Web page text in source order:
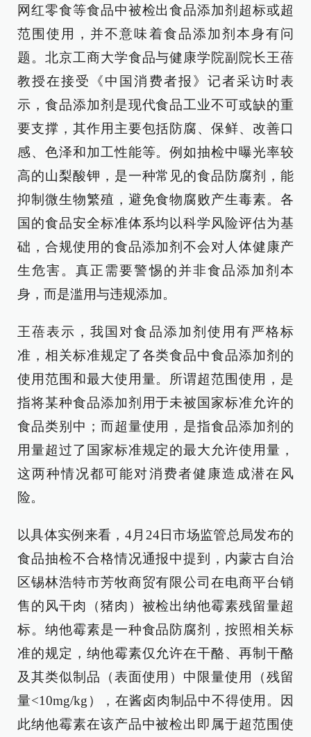
网红零食等食品中被检出食品添加剂超标或超
范围使用，并不意味着食品添加剂本身有问
题。北京工商大学食品与健康学院副院长王蓓
教授在接受《中国消费者报》记者采访时表
示，食品添加剂是现代食品工业不可或缺的重
要支撑，其作用主要包括防腐、保鲜、改善口
感、色泽和加工性能等。例如抽检中曝光率较
高的山梨酸钾，是一种常见的食品防腐剂，能
抑制微生物繁殖，避免食物腐败产生毒素。各
国的食品安全标准体系均以科学风险评估为基
础，合规使用的食品添加剂不会对人体健康产
生危害。真正需要警惕的并非食品添加剂本
身，而是滥用与违规添加。
王蓓表示，我国对食品添加剂使用有严格标
准，相关标准规定了各类食品中食品添加剂的
使用范围和最大使用量。所谓超范围使用，是
指将某种食品添加剂用于未被国家标准允许的
食品类别中；而超量使用，是指食品添加剂的
用量超过了国家标准规定的最大允许使用量，
这两种情况都可能对消费者健康造成潜在风
险。
以具体实例来看，4月24日市场监管总局发布的
食品抽检不合格情况通报中提到，内蒙古自治
区锡林浩特市芳牧商贸有限公司在电商平台销
售的风干肉（猪肉）被检出纳他霉素残留量超
标。纳他霉素是一种食品防腐剂，按照相关标
准的规定，纳他霉素仅允许在干酪、再制干酪
及其类似制品（表面使用）中限量使用（残留
量<10mg/kg），在酱卤肉制品中不得使用。因
此纳他霉素在该产品中被检出即属于超范围使